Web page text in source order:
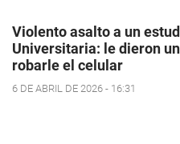
Violento asalto a un
Universitaria: le dieron
robarle el celular
6 DE ABRIL DE 2026 - 16:31